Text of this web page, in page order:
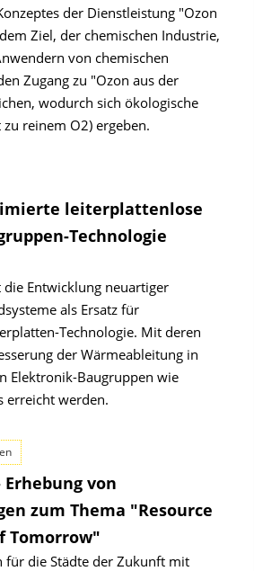
der Dienstleistung "Ozon
Ziel, der chemischen Industrie,
von chemischen
Zugang zu "Ozon aus der
wodurch sich ökologische
reinem O2) ergeben.
leiterplattenlose
Technologie
die Entwicklung neuartiger
als Ersatz für
Technologie. Mit deren
der Wärmeableitung in
Elektronik-Baugruppen wie
erreicht werden.
von
zum Thema "Resource
Tomorrow"
für die Städte der Zukunft mit